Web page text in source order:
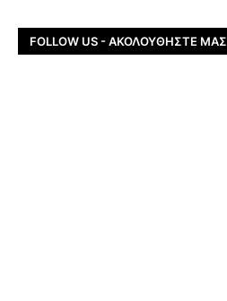
FOLLOW US - ΑΚΟΛΟΥΘΉΣΤΕ ΜΑΣ